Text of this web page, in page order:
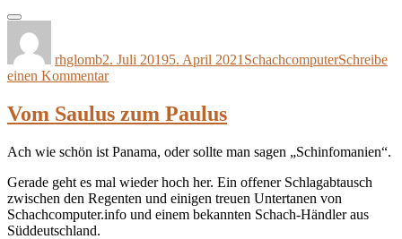
rhglomb2. Juli 20195. April 2021 SchachcomputerSchreibe
einen Kommentarzu
Birnen
ELO
Vom Saulus zum Paulus
Ach wie schön ist Panama, oder sollte man sagen „Schinfomanien“.
Gerade geht es mal wieder hoch her. Ein offener Schlagabtausch
zwischen den Regenten und einigen treuen Untertanen von
Schachcomputer.info und einem bekannten Schach-Händler aus
Süddeutschland.